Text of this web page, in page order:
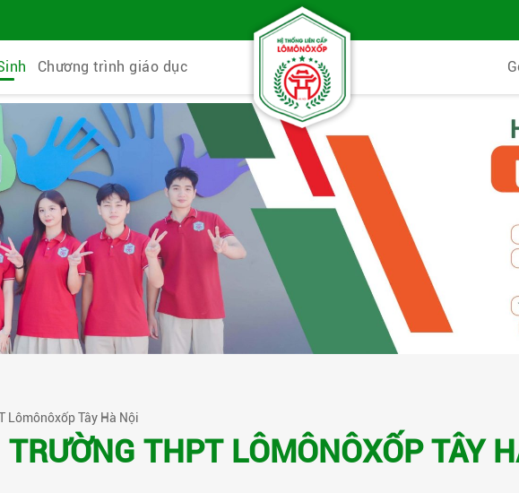
Chương trình giáo dục
Lômônôxốp Tây Hà Nội
TRƯỜNG THPT LÔMÔNÔXỐP TÂY